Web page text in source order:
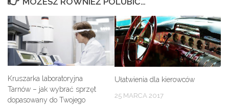
Kruszarka laboratoryjna
Tarnów – jak wybrać sprzęt
dopasowany do Twojego
Ułatwienia dla kierowców
25 MARCA 2017